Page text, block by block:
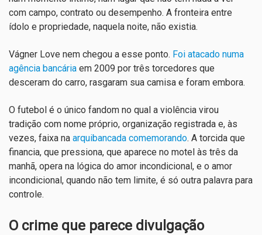
com campo, contrato ou desempenho. A fronteira entre
ídolo e propriedade, naquela noite, não existia.
Vágner Love nem chegou a esse ponto. Foi atacado numa
agência bancária em 2009 por três torcedores que
desceram do carro, rasgaram sua camisa e foram embora.
O futebol é o único fandom no qual a violência virou
tradição com nome próprio, organização registrada e, às
vezes, faixa na arquibancada comemorando. A torcida que
financia, que pressiona, que aparece no motel às três da
manhã, opera na lógica do amor incondicional, e o amor
incondicional, quando não tem limite, é só outra palavra para
controle.
O crime que parece divulgação